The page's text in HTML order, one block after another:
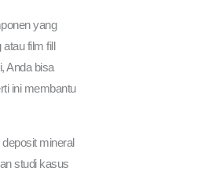
yang
film fill
Anda bisa
ini membantu
mineral
studi kasus